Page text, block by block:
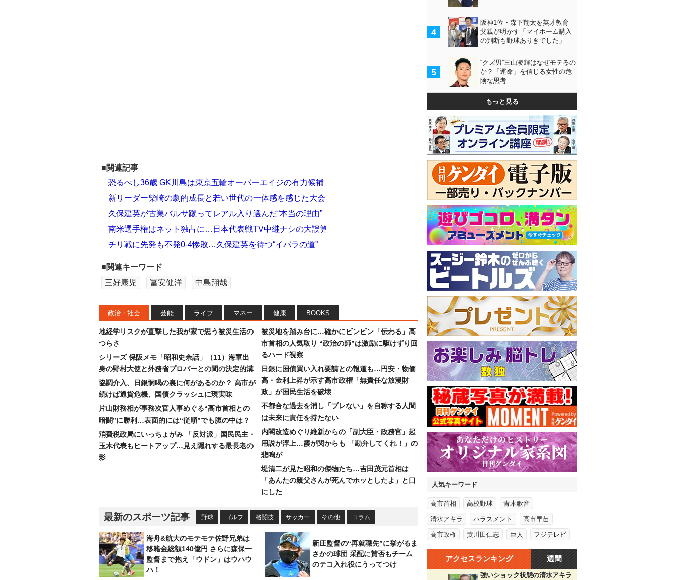
■関連記事
恐るべし36歳 GK川島は東京五輪オーバーエイジの有力候補
新リーダー柴崎の劇的成長と若い世代の一体感を感じた大会
久保建英が古巣バルサ蹴ってレアル入り選んだ“本当の理由”
南米選手権はネット独占に…日本代表戦TV中継ナシの大誤算
チリ戦に先発も不発0-4惨敗…久保建英を待つ“イバラの道”
■関連キーワード
三好康児
冨安健洋 中島翔哉
政治・社会 芸能 ライフ マネー 健康 BOOKS
地経学リスクが直撃した我が家で思う被災生活の
つらさ
シリーズ 保阪メモ「昭和史余話」（11）海軍出
身の野村大使と外務省プロパーとの間の決定的溝
協調介入、日銀恫喝の裏に何があるのか？ 高市が
続けば通貨危機、国債クラッシュに現実味
片山財務相が事務次官人事めぐる“高市首相との
暗闘”に勝利…表面的には“従順”でも腹の中は？
消費税政局にいっちょがみ 「反対派」国民民主・
玉木代表もヒートアップ…見え隠れする最長老の
影
被災地を踏み台に…確かにビンビン「伝わる」高
市首相の人気取り “政治の師”は激励に駆けずり回
るハード視察
日銀に国債買い入れ要請との報道も…円安・物価
高・金利上昇が示す高市政権「無責任な放漫財
政」が国民生活を破壊
不都合な過去を消し「ブレない」を自称する人間
は未来に責任を持たない
内閣改造めぐり維新からの「副大臣・政務官」起
用説が浮上…霞が関からも 「勘弁してくれ！」の
悲鳴が
堤清二が見た昭和の傑物たち…吉田茂元首相は
「あんたの親父さんが死んでホッとしたよ」と口
にした
最新のスポーツ記事 野球 ゴルフ 格闘技 サッカー その他 コラム
海舟&航大のモテモテ佐野兄弟は
移籍金総額140億円 さらに森保一
監督まで抱え「ウドン」はウハウ
ハ！
新庄監督の“再就職先”に挙がるま
さかの球団 采配に賛否もチーム
のテコ入れ役にうってつけ
4
阪神1位・森下翔太を英才教育
父親が明かす「マイホーム購入
の判断も野球ありきでした」
5
“クズ男”三山凌輝はなぜモテるの
か？「運命」を信じる女性の危
険な思考
もっと見る
人気キーワード
高市首相 高校野球 青木歌音
清水アキラ ハラスメント 高市早苗
高市政権 黄川田仁志 巨人 フジテレビ
アクセスランキング 週間
強いショック状態の清水アキラ